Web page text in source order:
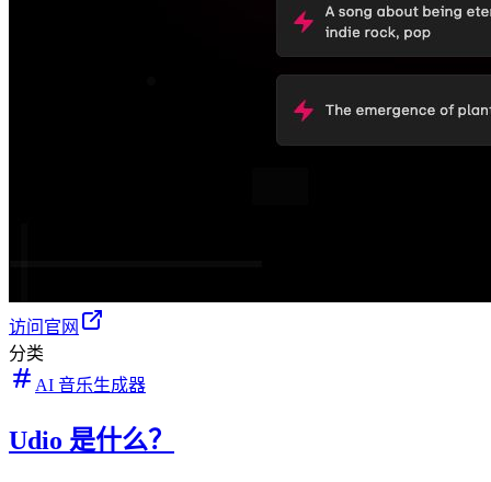
访问官网
分类
AI 音乐生成器
Udio 是什么？